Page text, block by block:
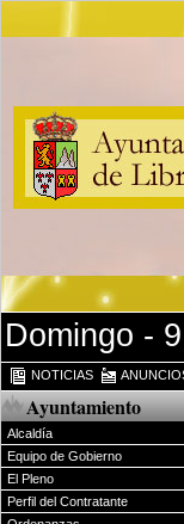
Domingo -
NOTICIAS
Ayuntamiento
Alcaldía
Equipo de Gobierno
El Pleno
Perfil del Contratante